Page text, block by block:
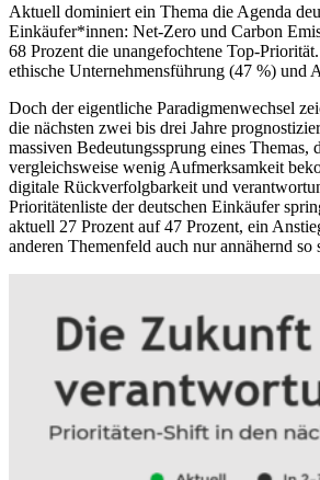
Aktuell dominiert ein Thema die Agenda
Einkäufer*innen: Net-Zero und Carbon
68 Prozent die unangefochtene Top-
ethische Unternehmensführung (47 %) und
Doch der eigentliche Paradigmenwechsel
die nächsten zwei bis drei Jahre
massiven Bedeutungssprung eines Themas,
vergleichsweise wenig Aufmerksamkeit
digitale Rückverfolgbarkeit und
Prioritätenliste der deutschen Einkäufer
aktuell 27 Prozent auf 47 Prozent, ein
anderen Themenfeld auch nur annähernd so